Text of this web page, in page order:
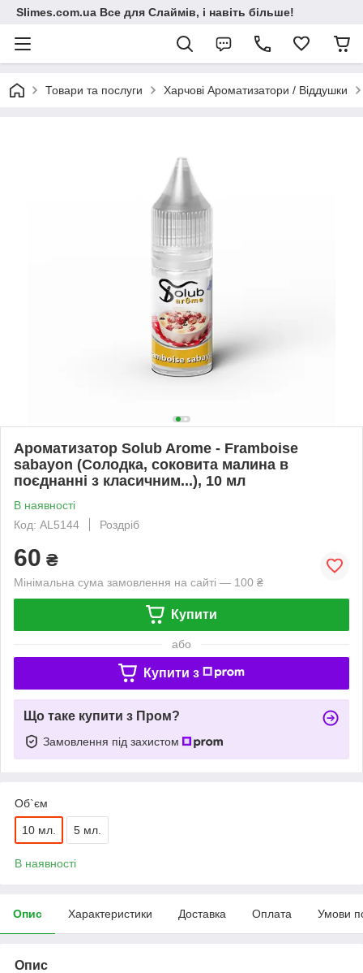
Slimes.com.ua Все для Слаймів, і навіть більше!
Товари та послуги Харчові Ароматизатори / Віддушки
Ароматизатор Solub Arome - Framboise
sabayon (Солодка, соковита малина в
поєднанні з класичним...), 10 мл
В наявності
Код: AL5144
Роздріб
60 ₴
Мінімальна сума замовлення на сайті — 100 ₴
Купити
або
Купити з
Що таке купити з Пром?
Замовлення під захистом
Об`єм
10 мл. 5 мл.
В наявності
Опис Характеристики Доставка Оплата Умови
Опис